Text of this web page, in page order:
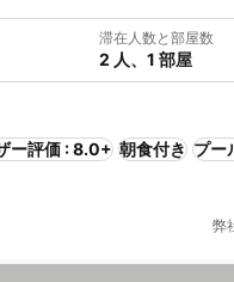
滞在人数と部屋数
2 人、1 部屋
ー評価 : 8.0+ 朝食付き プー
弊